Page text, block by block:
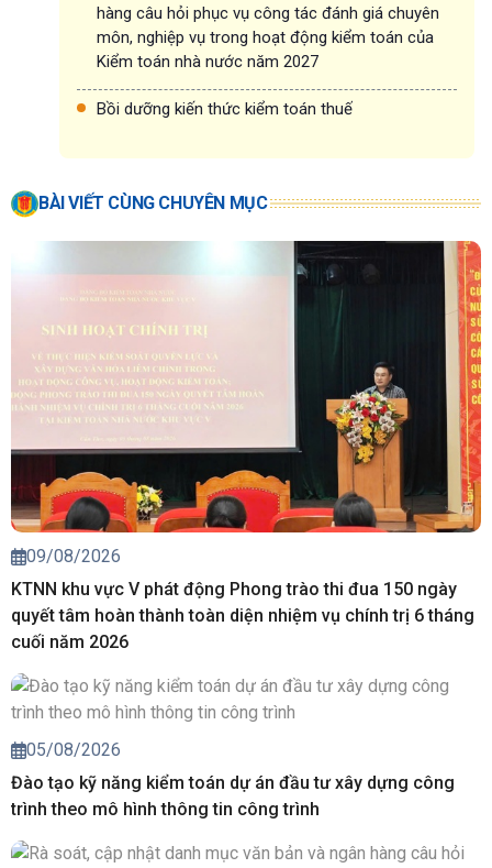
hàng câu hỏi phục vụ công tác đánh giá chuyên
môn, nghiệp vụ trong hoạt động kiểm toán của
Kiểm toán nhà nước năm 2027
Bồi dưỡng kiến thức kiểm toán thuế
BÀI VIẾT CÙNG CHUYÊN MỤC
09/08/2026
KTNN khu vực V phát động Phong trào thi đua 150 ngày
quyết tâm hoàn thành toàn diện nhiệm vụ chính trị 6 tháng
cuối năm 2026
05/08/2026
Đào tạo kỹ năng kiểm toán dự án đầu tư xây dựng công
trình theo mô hình thông tin công trình